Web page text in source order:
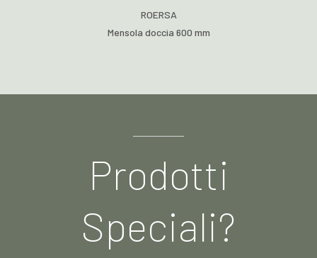
ROERSA
Mensola doccia 600 mm
Prodotti
Speciali?